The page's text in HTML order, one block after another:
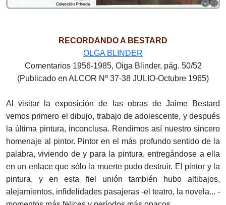
RECORDANDO A BESTARD
OLGA BLINDER
Comentarios 1956-1985, Oiga Blinder, pág. 50/52
(Publicado en ALCOR Nº 37-38 JULIO-Octubre 1965)
Al visitar la exposición de las obras de Jaime Bestard
vemos primero el dibujo, trabajo de adolescente, y después
la última pintura, inconclusa. Rendimos así nuestro sincero
homenaje al pintor. Pintor en el más profundo sentido de la
palabra, viviendo de y para la pintura, entregándose a ella
en un enlace que sólo la muerte pudo destruir. El pintor y la
pintura, y en esta fiel unión también hubo altibajos,
alejamientos, infidelidades pasajeras -el teatro, la novela... -